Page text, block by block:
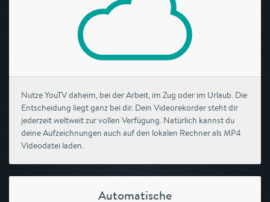
Nutze YouTV daheim, bei der Arbeit, im Zug oder im Urlaub. Die
Entscheidung liegt ganz bei dir. Dein Videorekorder steht dir
jederzeit weltweit zur vollen Verfügung. Natürlich kannst du
deine Aufzeichnungen auch auf den lokalen Rechner als MP4
Videodatei laden.
Automatische